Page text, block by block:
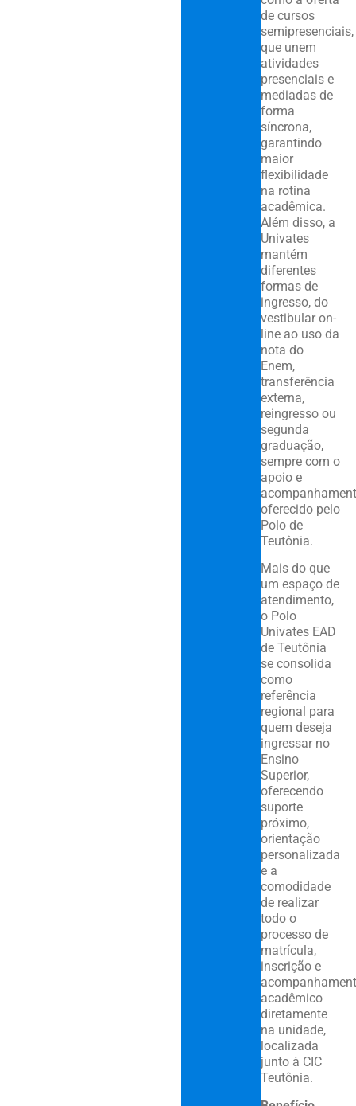
de cursos
semipresenciais,
que unem
atividades
presenciais e
mediadas de
forma
síncrona,
garantindo
maior
flexibilidade
na rotina
acadêmica.
Além disso, a
Univates
mantém
diferentes
formas de
ingresso, do
vestibular on-
line ao uso da
nota do
Enem,
transferência
externa,
reingresso ou
segunda
graduação,
sempre com o
apoio e
oferecido pelo
Polo de
Teutônia.
Mais do que
um espaço de
atendimento,
o Polo
Univates EAD
de Teutônia
se consolida
como
referência
regional para
quem deseja
ingressar no
Ensino
Superior,
oferecendo
suporte
próximo,
orientação
personalizada
e a
comodidade
de realizar
todo o
processo de
matrícula,
inscrição e
acadêmico
diretamente
na unidade,
localizada
junto à CIC
Teutônia.